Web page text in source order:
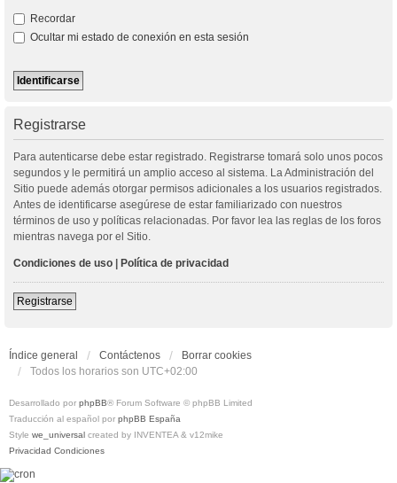
Recordar
Ocultar mi estado de conexión en esta sesión
Registrarse
Para autenticarse debe estar registrado. Registrarse tomará solo unos pocos
segundos y le permitirá un amplio acceso al sistema. La Administración del
Sitio puede además otorgar permisos adicionales a los usuarios registrados.
Antes de identificarse asegúrese de estar familiarizado con nuestros
términos de uso y políticas relacionadas. Por favor lea las reglas de los foros
mientras navega por el Sitio.
Condiciones de uso | Política de privacidad
Registrarse
Índice general Contáctenos
Borrar cookies
Todos los horarios son UTC+02:00
Desarrollado por phpBB® Forum Software © phpBB Limited
Traducción al español por phpBB España
Style we_universal created by INVENTEA & v12mike
Privacidad Condiciones